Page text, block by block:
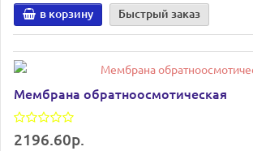
в корзину Быстрый заказ
Мембрана обратноосмотическая
2196.60р.